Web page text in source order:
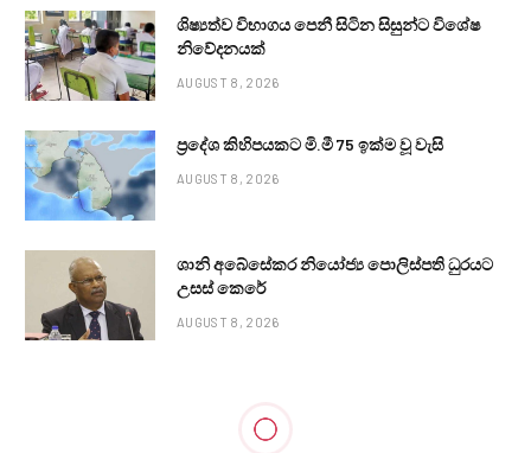
ශිෂ්‍යත්ව විභාගය පෙනී සිටින සිසුන්ට විශේෂ
නිවේදනයක්
AUGUST 8, 2026
ප්‍රදේශ කිහිපයකට මි.මී 75 ඉක්ම වූ වැසි
AUGUST 8, 2026
ශානි අබේසේකර නියෝජ්‍ය පොලිස්පති ධුරයට
උසස් කෙරේ
AUGUST 8, 2026